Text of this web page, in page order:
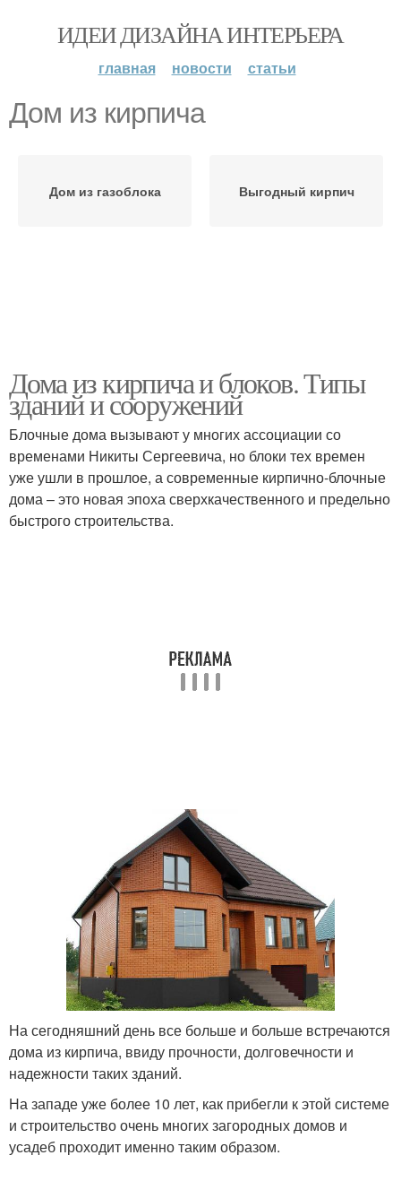
ИДЕИ ДИЗАЙНА ИНТЕРЬЕРА
главная новости статьи
Дом из кирпича
Дом из газоблока Выгодный кирпич
Дома из кирпича и блоков. Типы
зданий и сооружений
Блочные дома вызывают у многих ассоциации со
временами Никиты Сергеевича, но блоки тех времен
уже ушли в прошлое, а современные кирпично-блочные
дома – это новая эпоха сверхкачественного и предельно
быстрого строительства.
На сегодняшний день все больше и больше встречаются
дома из кирпича, ввиду прочности, долговечности и
надежности таких зданий.
На западе уже более 10 лет, как прибегли к этой системе
и строительство очень многих загородных домов и
усадеб проходит именно таким образом.